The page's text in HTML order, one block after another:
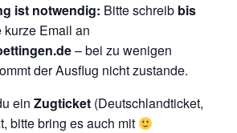
ist notwendig: Bitte schreib bis
kurze Email an
– bei zu wenigen
der Ausflug nicht zustande.
ein Zugticket (Deutschlandticket,
bitte bring es auch mit